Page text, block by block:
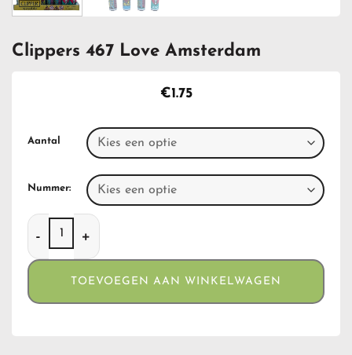
Clippers 467 Love Amsterdam
€1.75
Aantal
Nummer:
Clippers 467 Love Amsterdam aantal
TOEVOEGEN AAN WINKELWAGEN